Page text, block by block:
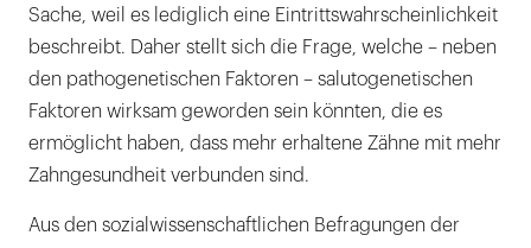
Sache, weil es lediglich eine Eintrittswahrscheinlichkeit
beschreibt. Daher stellt sich die Frage, welche – neben
den pathogenetischen Faktoren – salutogenetischen
Faktoren wirksam geworden sein könnten, die es
ermöglicht haben, dass mehr erhaltene Zähne mit mehr
Zahngesundheit verbunden sind.
Aus den sozialwissenschaftlichen Befragungen der